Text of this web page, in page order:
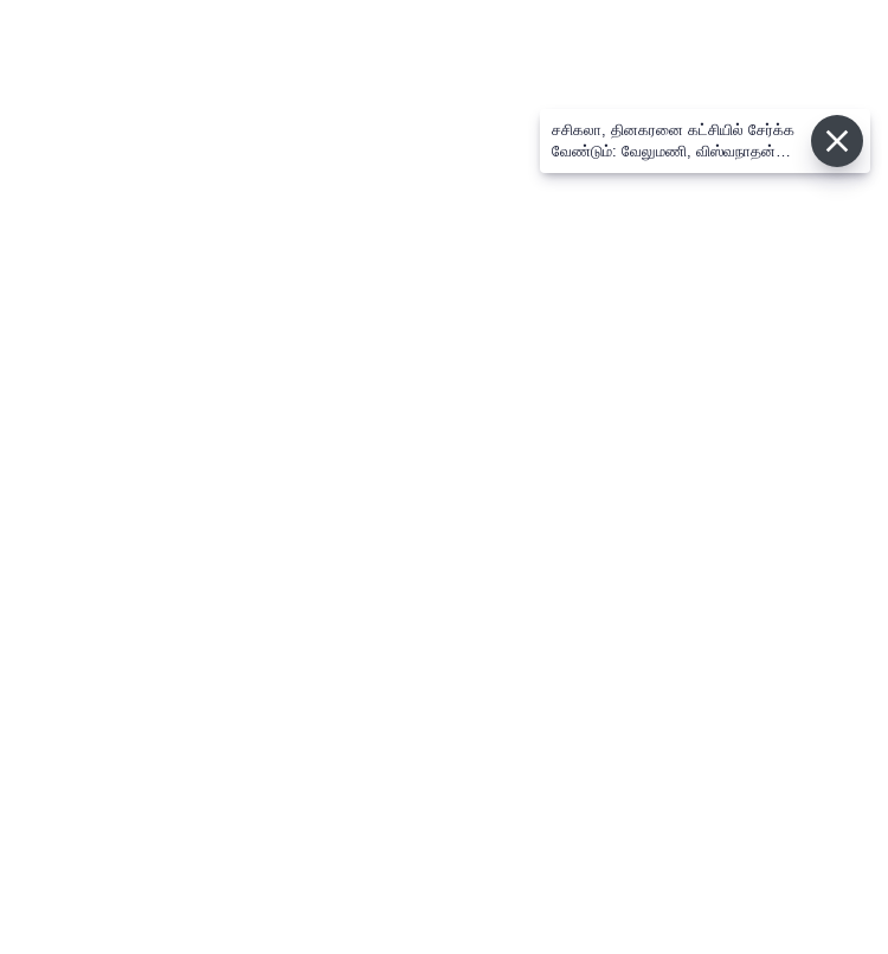
சசிகலா, தினகரனை கட்சியில் சேர்க்க
வேண்டும்: வேலுமணி, விஸ்வநாதன்
மீண்டும் போர்க்கொடி